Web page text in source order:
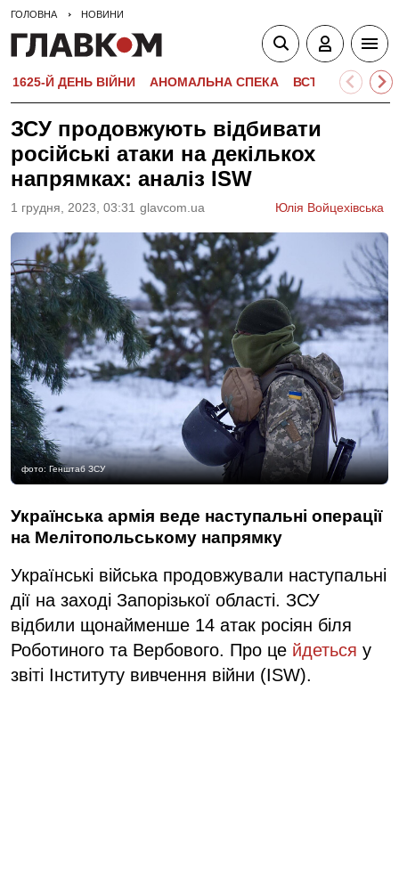
ГОЛОВНА НОВИНИ
1625-Й ДЕНЬ ВІЙНИ АНОМАЛЬНА СПЕКА ВСТУПНА
ЗСУ продовжують відбивати
російські атаки на декількох
напрямках: аналіз ISW
1 грудня, 2023, 03:31 glavcom.ua Юлія Войцехівська
фото: Генштаб ЗСУ
Українська армія веде наступальні операції
на Мелітопольському напрямку
Українські війська продовжували наступальні
дії на заході Запорізької області. ЗСУ
відбили щонайменше 14 атак росіян біля
Роботиного та Вербового. Про це йдеться у
звіті Інституту вивчення війни (ISW).